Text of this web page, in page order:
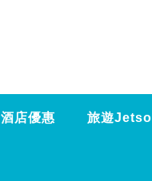
酒店優惠 旅遊Jetso